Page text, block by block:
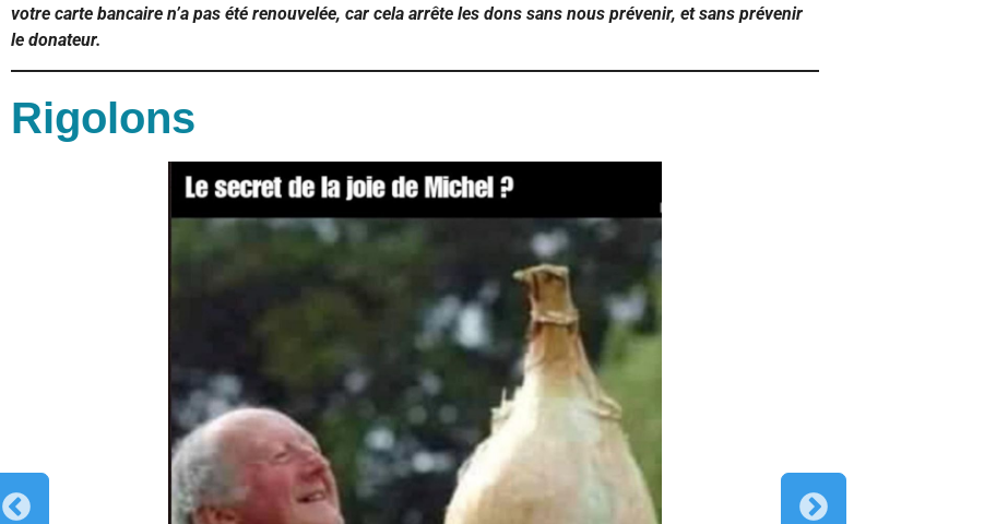
votre carte bancaire n’a pas été renouvelée, car cela arrête les dons sans nous prévenir, et sans prévenir
le donateur.
Rigolons